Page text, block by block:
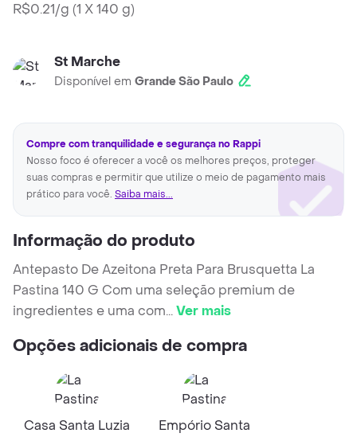
R$0.21/g (1 X 140 g)
St Marche
Disponível em Grande São Paulo
Compre com tranquilidade e segurança no Rappi
Nosso foco é oferecer a você os melhores preços, proteger
suas compras e permitir que utilize o meio de pagamento mais
prático para você. Saiba mais...
Informação do produto
Antepasto De Azeitona Preta Para Brusquetta La
Pastina 140 G Com uma seleção premium de
ingredientes e uma com...Ver mais
Opções adicionais de compra
Casa Santa Luzia
Empório Santa